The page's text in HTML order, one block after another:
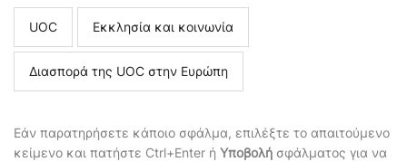
UOC Εκκλησία και κοινωνία
Διασπορά της UOC στην Ευρώπη
Εάν παρατηρήσετε κάποιο σφάλμα, επιλέξτε το απαιτούμενο
κείμενο και πατήστε Ctrl+Enter ή Υποβολή σφάλματος για να